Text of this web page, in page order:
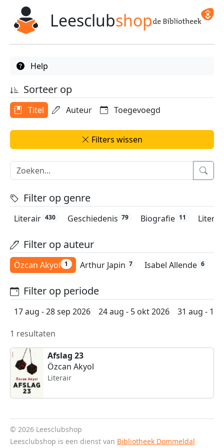
Leesclubshop
Help
Sorteer op
Titel Auteur Toegevoegd
Filters wissen
Filter op genre
Literair 430 Geschiedenis 79 Biografie 11
Filter op auteur
Arthur Japin 7 Isabel Allende 6
Özcan Akyol 1
Filter op periode
17 aug - 28 sep 2026 24 aug - 5 okt 2026
31 aug - 12
1 resultaten
Afslag 23
Özcan Akyol
Literair
© 2026 Leesclubshop
Leesclubshop is een dienst van Bibliotheek Dommeldal